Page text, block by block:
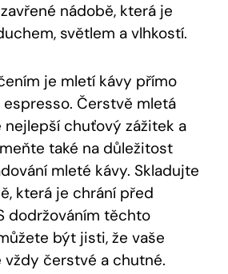
nádobě, která je
světlem a vlhkostí.
je mletí kávy přímo
Čerstvě mletá
chuťový zážitek a
také na důležitost
mleté kávy. Skladujte
která je chrání před
dodržováním těchto
být jisti, že vaše
čerstvé a chutné.